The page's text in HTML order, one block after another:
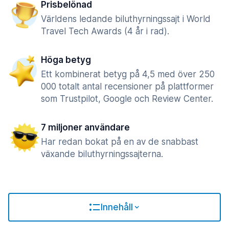
Prisbelönad
Världens ledande biluthyrningssajt i World
Travel Tech Awards (4 år i rad).
Höga betyg
Ett kombinerat betyg på 4,5 med över 250
000 totalt antal recensioner på plattformer
som Trustpilot, Google och Review Center.
7 miljoner användare
Har redan bokat på en av de snabbast
växande biluthyrningssajterna.
Innehåll